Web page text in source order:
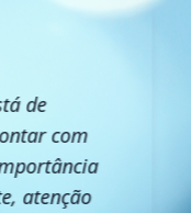
de
com
atenção